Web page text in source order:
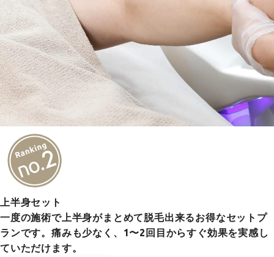
上半身セット
一度の施術で上半身がまとめて脱毛出来るお得なセットプ
ランです。痛みも少なく、1〜2回目からすぐ効果を実感し
ていただけます。